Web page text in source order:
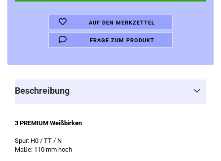
AUF DEN MERKZETTEL
FRAGE ZUM PRODUKT
Beschreibung
3 PREMIUM Weißbirken
Spur: H0 / TT / N
Maße: 110 mm hoch